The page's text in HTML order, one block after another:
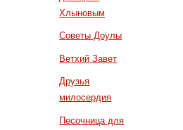
Хлыновым
Советы Доулы
Ветхий Завет
Друзья
милосердия
Песочница для